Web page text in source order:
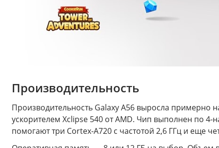
Производительность
Производительность Galaxy A56 выросла примерно
ускорителем Xclipse 540 от AMD. Чип выполнен по
помогают три Cortex-A720 с частотой 2,6 ГГц и еще